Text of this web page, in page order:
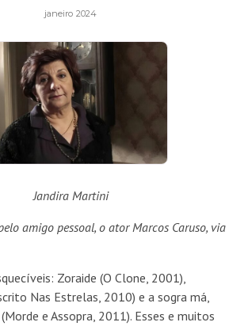
janeiro 2024
Jandira Martini
amigo pessoal, o ator Marcos Caruso, via
Zoraide (O Clone, 2001),
Nas Estrelas, 2010) e a sogra má,
e Assopra, 2011). Esses e muitos